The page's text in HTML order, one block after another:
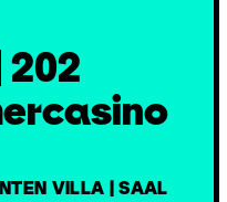
202
VILLA | SAAL